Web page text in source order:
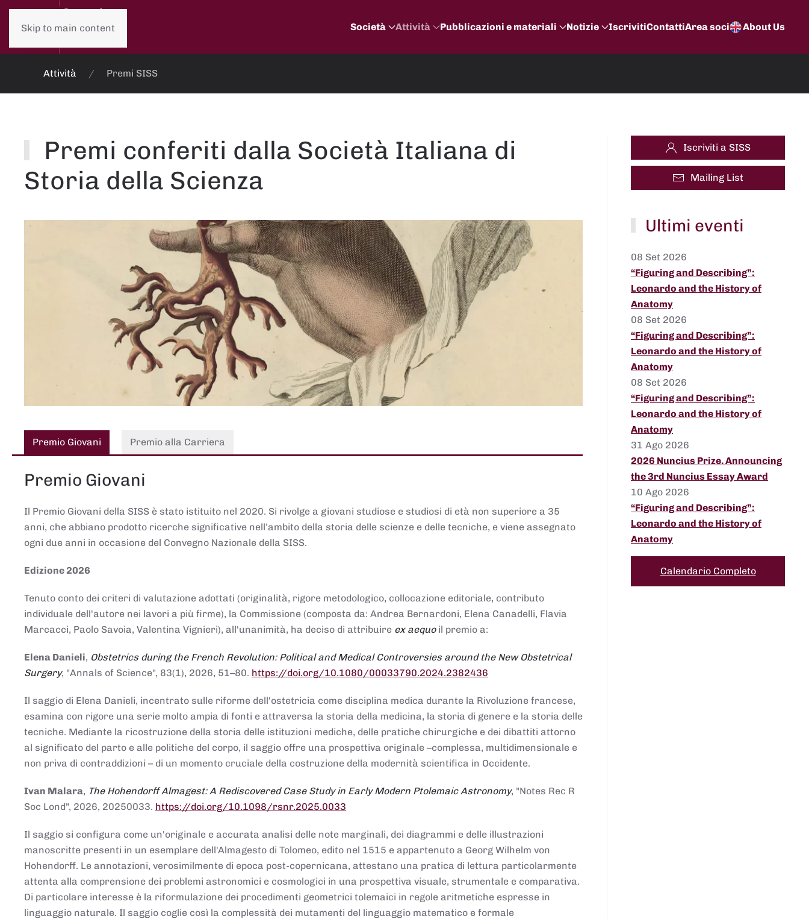
Skip to main content Società Attività Pubblicazioni e materiali Notizie IscrivitiContattiArea soci About Us
Attività Premi SISS
Premi conferiti dalla Società Italiana di
Storia della Scienza
Premio Giovani Premio alla Carriera
Premio Giovani
Il Premio Giovani della SISS è stato istituito nel 2020. Si rivolge a giovani studiose e studiosi di età non superiore a 35
anni, che abbiano prodotto ricerche significative nell’ambito della storia delle scienze e delle tecniche, e viene assegnato
ogni due anni in occasione del Convegno Nazionale della SISS.
Edizione 2026
Tenuto conto dei criteri di valutazione adottati (originalità, rigore metodologico, collocazione editoriale, contributo
individuale dell'autore nei lavori a più firme), la Commissione (composta da: Andrea Bernardoni, Elena Canadelli, Flavia
Marcacci, Paolo Savoia, Valentina Vignieri), all'unanimità, ha deciso di attribuire ex aequoil premio a:
Elena Danieli, Obstetrics during the French Revolution: Political and Medical Controversies around the New Obstetrical
Surgery, "Annals of Science", 83(1), 2026, 51–80. https://doi.org/10.1080/00033790.2024.2382436
Il saggio di Elena Danieli, incentrato sulle riforme dell'ostetricia come disciplina medica durante la Rivoluzione francese,
esamina con rigore una serie molto ampia di fonti e attraversa la storia della medicina, la storia di genere e la storia delle
tecniche. Mediante la ricostruzione della storia delle istituzioni mediche, delle pratiche chirurgiche e dei dibattiti attorno
al significato del parto e alle politiche del corpo, il saggio offre una prospettiva originale –complessa, multidimensionale e
non priva di contraddizioni – di un momento cruciale della costruzione della modernità scientifica in Occidente.
Ivan Malara, The Hohendorff Almagest: A Rediscovered Case Study in Early Modern Ptolemaic Astronomy, "Notes Rec R
Soc Lond", 2026, 20250033. https://doi.org/10.1098/rsnr.2025.0033
Il saggio si configura come un'originale e accurata analisi delle note marginali, dei diagrammi e delle illustrazioni
manoscritte presenti in un esemplare dell'Almagesto di Tolomeo, edito nel 1515 e appartenuto a Georg Wilhelm von
Hohendorff. Le annotazioni, verosimilmente di epoca post-copernicana, attestano una pratica di lettura particolarmente
attenta alla comprensione dei problemi astronomici e cosmologici in una prospettiva visuale, strumentale e comparativa.
Di particolare interesse è la riformulazione dei procedimenti geometrici tolemaici in regole aritmetiche espresse in
linguaggio naturale. Il saggio coglie così la complessità dei mutamenti del linguaggio matematico e formale
Iscriviti a SISS
Mailing List
Ultimi eventi
08 Set 2026
“Figuring and Describing”:
Leonardo and the History of
Anatomy
08 Set 2026
“Figuring and Describing”:
Leonardo and the History of
Anatomy
08 Set 2026
“Figuring and Describing”:
Leonardo and the History of
Anatomy
31 Ago 2026
2026 Nuncius Prize. Announcing
the 3rd Nuncius Essay Award
10 Ago 2026
“Figuring and Describing”:
Leonardo and the History of
Anatomy
Calendario Completo